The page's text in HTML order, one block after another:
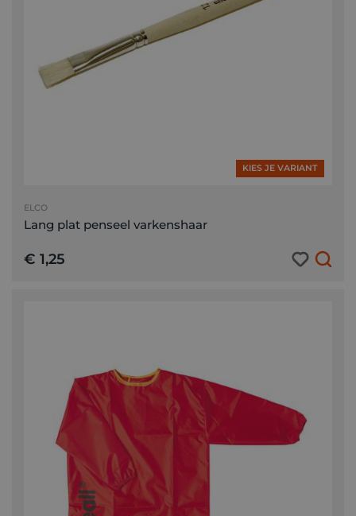
KIES JE VARIANT
ELCO
Lang plat penseel varkenshaar
€ 1,25